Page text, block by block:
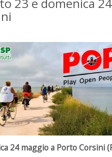
24 maggio a Porto Corsini